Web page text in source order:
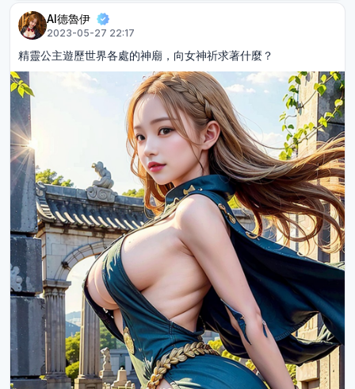
AI德魯伊
2023-05-27 22:17
精靈公主遊歷世界各處的神廟，向女神祈求著什麼？